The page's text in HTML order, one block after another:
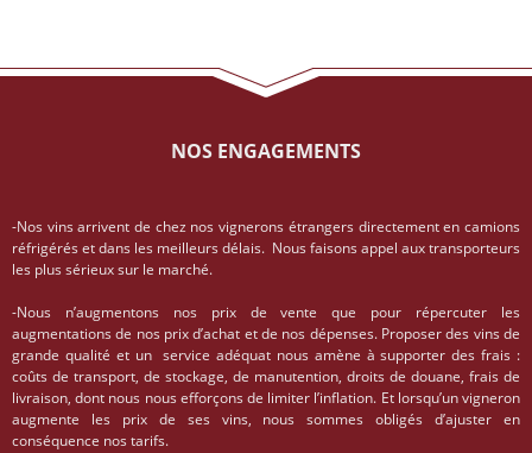
NOS ENGAGEMENTS
-Nos vins arrivent de chez nos vignerons étrangers directement en camions
réfrigérés et dans les meilleurs délais. Nous faisons appel aux transporteurs
les plus sérieux sur le marché.
-Nous n’augmentons nos prix de vente que pour répercuter les
augmentations de nos prix d’achat et de nos dépenses. Proposer des vins de
grande qualité et un service adéquat nous amène à supporter des frais :
coûts de transport, de stockage, de manutention, droits de douane, frais de
livraison, dont nous nous efforçons de limiter l’inflation. Et lorsqu’un vigneron
augmente les prix de ses vins, nous sommes obligés d’ajuster en
conséquence nos tarifs.